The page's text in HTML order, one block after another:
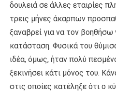
δουλειά σε άλλες εταιρίες
τρεις μήνες άκαρπων
ξαναβρεί για να τον βοηθήσω
κατάσταση. Φυσικά του
ιδέα, όμως, ήταν πολύ
ξεκινήσει κάτι μόνος του.
στις οποίες κατέληξε ότι ο